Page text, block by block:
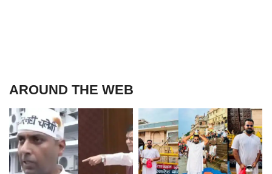
AROUND THE WEB